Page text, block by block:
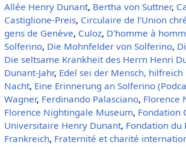
Allée Henry Dunant, Bertha von Suttner,
Castiglione-Preis, Circulaire de l’Union
gens de Genève, Culoz, D'homme à
Solferino, Die Mohnfelder von Solferino,
Die seltsame Krankheit des Herrn Henri
Dunant-Jahr, Edel sei der Mensch,
Nacht, Eine Erinnerung an Solferino
Wagner, Ferdinando Palasciano, Florence
Florence Nightingale Museum, Fondation
Universitaire Henry Dunant, Fondation du
Frankreich, Fraternité et charité